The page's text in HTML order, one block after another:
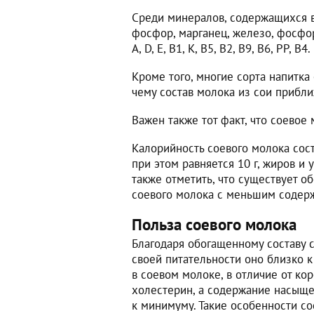
Среди минералов, содержащихся
фосфор, марганец, железо,
A, D, E, B1, K, B5, B2, B9, B6, PP, B4.
Кроме того, многие сорта
чему состав молока из сои
Важен также тот факт, что
Калорийность соевого молока
при этом равняется 10 г, жиров и
также отметить, что существует
соевого молока с меньшим
Польза соевого молока
Благодаря обогащенному составу
своей питательности оно близко
в соевом молоке, в отличие от
холестерин, а содержание
к минимуму. Такие особенности